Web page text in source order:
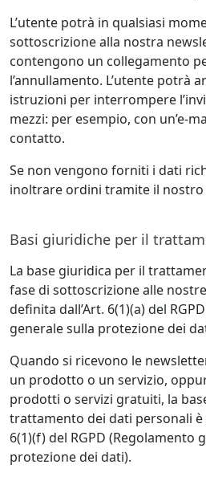
L’utente potrà in qualsiasi
sottoscrizione alla nostra
contengono un collegamento
l’annullamento. L’utente potrà
istruzioni per interrompere
mezzi: per esempio, con un’e-
contatto.
Se non vengono forniti i dati
inoltrare ordini tramite il nostro
Basi giuridiche per il
La base giuridica per il
fase di sottoscrizione alle
definita dall’Art. 6(1)(a) del
generale sulla protezione dei
Quando si ricevono le
un prodotto o un servizio,
prodotti o servizi gratuiti, la
trattamento dei dati personali è
6(1)(f) del RGPD (Regolamento
protezione dei dati).